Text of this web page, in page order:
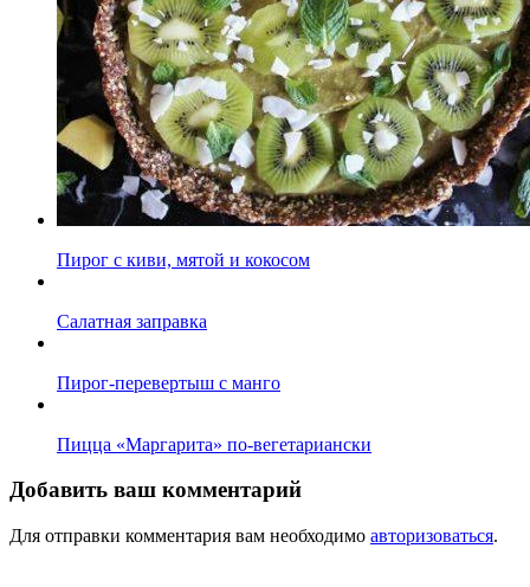
Пирог с киви, мятой и кокосом
Салатная заправка
Пирог-перевертыш с манго
Пицца «Маргарита» по-вегетариански
Добавить ваш комментарий
Для отправки комментария вам необходимо авторизоваться.